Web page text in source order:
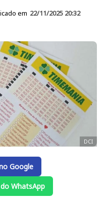
em 22/11/2025 20:32
DCI
Google
WhatsApp